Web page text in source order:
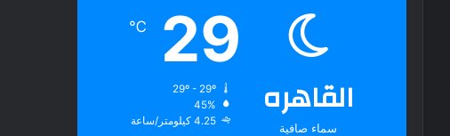
القاهره
سماء صافية
29
℃
45%
4.25 كيلومتر/ساعة